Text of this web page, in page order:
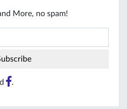
More, no spam!
.